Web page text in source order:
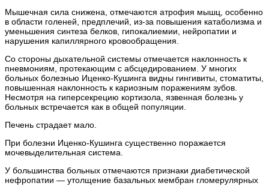
Мышечная сила снижена, отмечаются атрофия мышц, особенно
в области голеней, предплечий, из-за повышения катаболизма и
уменьшения синтеза белков, гипокалиемии, нейропатии и
нарушения капиллярного кровообращения.
Со стороны дыхательной системы отмечается наклонность к
пневмониям, протекающим с абсцедированием. У многих
больных болезнью Иценко-Кушинга видны гингивиты, стоматиты,
повышенная наклонность к кариозным поражениям зубов.
Несмотря на гиперсекрецию кортизола, язвенная болезнь у
больных встречается как в общей популяции.
Печень страдает мало.
При болезни Иценко-Кушинга существенно поражается
мочевыделительная система.
У большинства больных отмечаются признаки диабетической
нефропатии — утолщение базальных мембран гломерулярных